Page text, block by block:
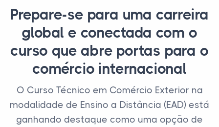
Prepare-se para uma carreira
global e conectada com o
curso que abre portas para o
comércio internacional
O Curso Técnico em Comércio Exterior na
modalidade de Ensino a Distância (EAD) está
ganhando destaque como uma opção de